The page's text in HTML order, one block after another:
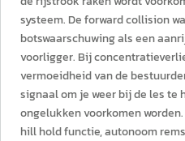
systeem. De forward collision
botswaarschuwing als een
voorligger. Bij
vermoeidheid van de
signaal om je weer bij de les te
ongelukken voorkomen
hill hold functie, autonoom